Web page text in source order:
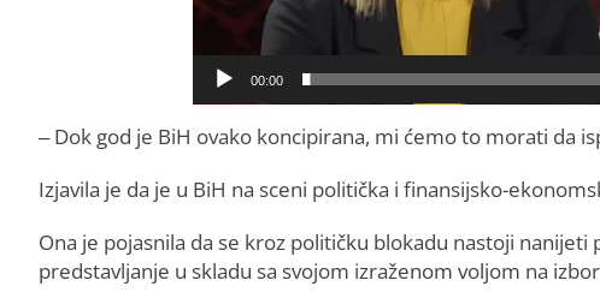
00:00
– Dok god je BiH ovako koncipirana, mi ćemo to morati da
Izjavila je da je u BiH na sceni politička i finansijsko-
Ona je pojasnila da se kroz političku blokadu nastoji
predstavljanje u skladu sa svojom izraženom voljom na